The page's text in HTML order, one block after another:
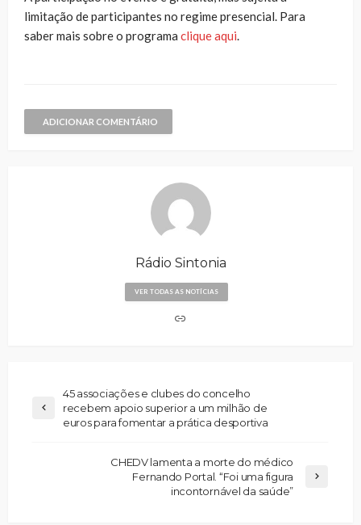
limitação de participantes no regime presencial. Para
saber mais sobre o programa clique aqui.
ADICIONAR COMENTÁRIO
Rádio Sintonia
VER TODAS AS NOTÍCIAS
45 associações e clubes do concelho
recebem apoio superior a um milhão de
euros para fomentar a prática desportiva
CHEDV lamenta a morte do médico
Fernando Portal. “Foi uma figura
incontornável da saúde”